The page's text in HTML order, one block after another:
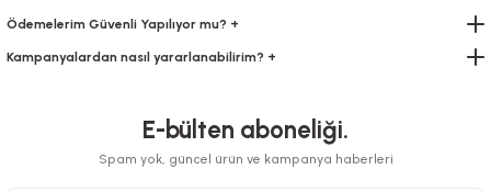
Ödemelerim Güvenli Yapılıyor mu? +
Kampanyalardan nasıl yararlanabilirim? +
E-bülten aboneliği.
Spam yok, güncel ürün ve kampanya haberleri